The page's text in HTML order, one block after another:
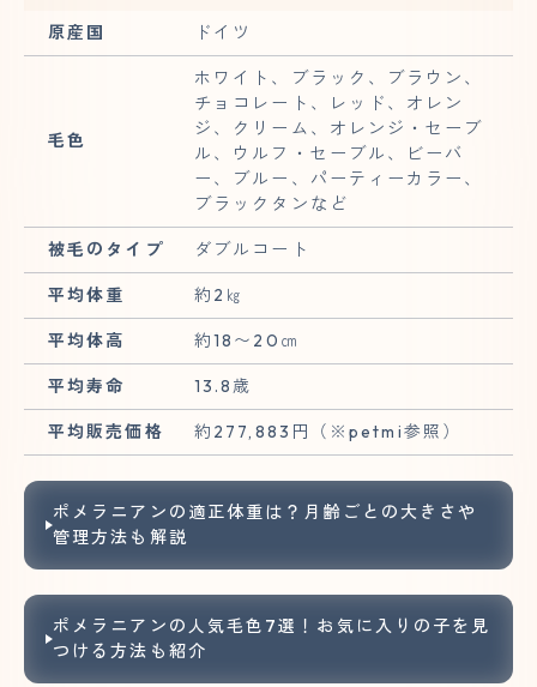
原産国 ドイツ
毛色
ホワイト、ブラック、ブラウン、
チョコレート、レッド、オレン
ジ、クリーム、オレンジ・セーブ
ル、ウルフ・セーブル、ビーバ
ー、ブルー、パーティーカラー、
ブラックタンなど
被毛のタイプ ダブルコート
平均体重 約2㎏
平均体高 約18〜20㎝
平均寿命 13.8歳
平均販売価格 約277,883円（※petmi参照）
ポメラニアンの適正体重は？月齢ごとの大きさや
管理方法も解説
ポメラニアンの人気毛色7選！お気に入りの子を見
つける方法も紹介